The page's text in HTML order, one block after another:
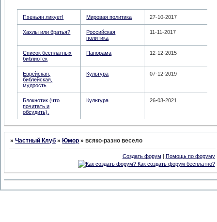
Пхеньян ликует! Мировая политика 27-10-2017
Хахлы или братья?
Российская
политика
11-11-2017
Список бесплатных
библиотек
Панорама 12-12-2015
Еврейская,
библейская,
мудрость.
Культура 07-12-2019
Блокнотик (что
почитать и
обсудить).
Культура 26-03-2021
»Частный Клуб » Юмор »всяко-разно весело
Создать форум Помощь по форуму